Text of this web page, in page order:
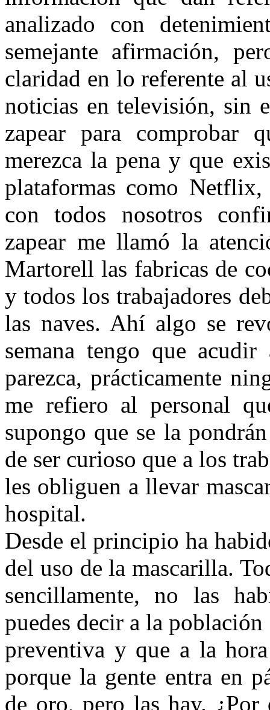
analizado con
semejante afirmación,
claridad en lo referente al
noticias en televisión, sin
zapear para comprobar
merezca la pena y que
plataformas como
con todos nosotros
zapear me llamó la
Martorell las fabricas de
y todos los trabajadores
las naves. Ahí algo se
semana tengo que
parezca, prácticamente
me refiero al personal
supongo que se la
de ser curioso que a los
les obliguen a llevar
hospital.
Desde el principio ha
del uso de la mascarilla.
sencillamente, no las
puedes decir a la
preventiva y que a la
porque la gente entra en
de oro, pero las hay.